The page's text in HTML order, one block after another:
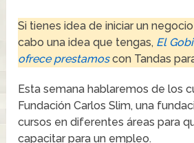
Si tienes idea de iniciar un
cabo una idea que tengas, El
ofrece prestamoscon Tandas
Esta semana hablaremos de los
Fundación Carlos Slim, una
cursos en diferentes áreas para
capacitar para un empleo.